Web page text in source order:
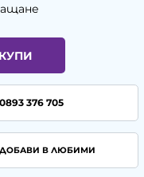
КУПИ
0893 376 705
ДОБАВИ В ЛЮБИМИ